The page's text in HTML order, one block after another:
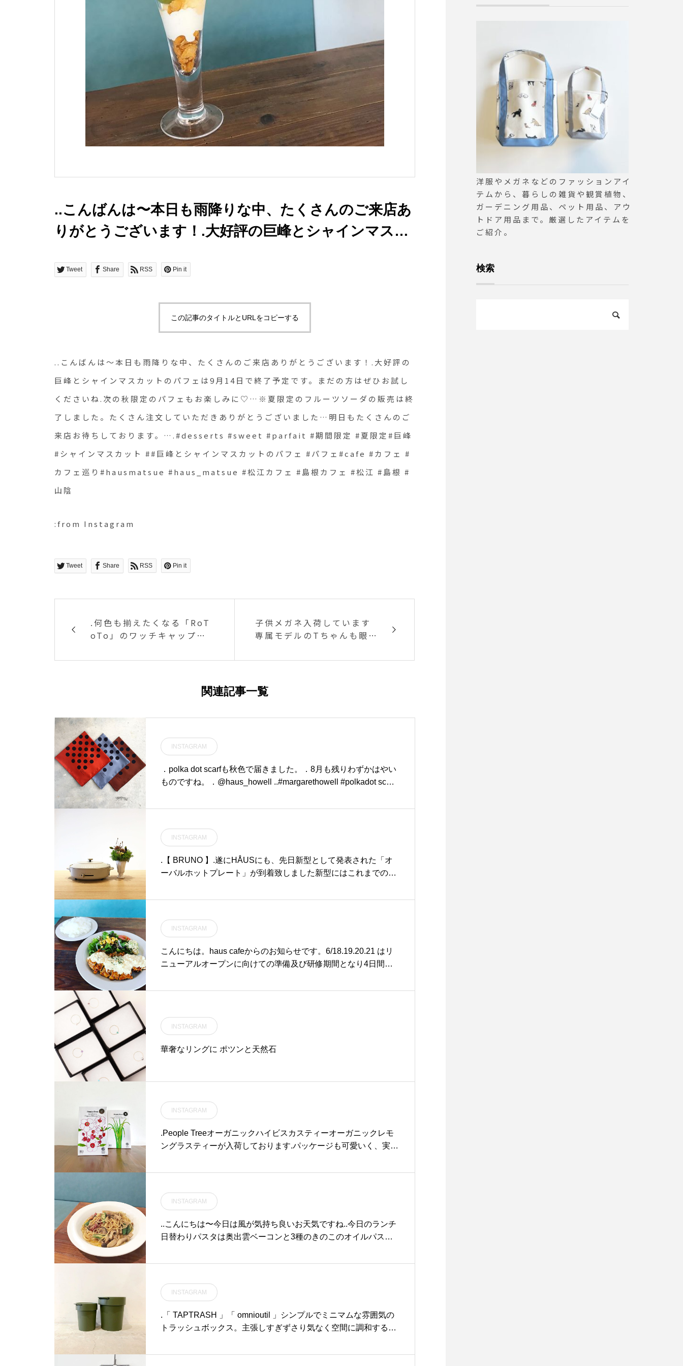
..こんばんは〜本日も雨降りな中、たくさんのご来店あ
りがとうございます！.大好評の巨峰とシャインマスカ
ひお試しくださいね.次の秋限定のパフェもお楽しみに
た。たくさん注文していただきありがとうございまし
た︎…明日もたくさんのご来店お待ちしております。
….#desserts #sweet #parfait #期間限定 #夏限定#巨峰
#シャインマスカット ##巨峰とシャインマスカットの
パフェ #パフェ#cafe #カフェ #カフェ巡り
#hausmatsue #haus_matsue #松江カフェ #島根カフ
ェ #松江 #島根 #山陰
Tweet Share RSS Pin it
この記事のタイトルとURLをコピーする
..こんばんは〜本日も雨降りな中、たくさんのご来店ありがとうございます！.大好評の
巨峰とシャインマスカットのパフェは9月14日で終了予定です。まだの方はぜひお試し
くださいね.次の秋限定のパフェもお楽しみに♡…※夏限定のフルーツソーダの販売は終
了しました。たくさん注文していただきありがとうございました︎…明日もたくさんのご
来店お待ちしております。….#desserts #sweet #parfait #期間限定 #夏限定#巨峰
#シャインマスカット ##巨峰とシャインマスカットのパフェ #パフェ#cafe #カフェ #
カフェ巡り#hausmatsue #haus_matsue #松江カフェ #島根カフェ #松江 #島根 #
山陰
:from Instagram
Tweet Share RSS Pin it
.何色も揃えたくなる「RoT
oTo」のワッチキャップ。
ルキーアクリル糸を使用。
エットなのでワッチキャッ
プに抵抗のある方でも挑戦
暖かい質感なのでこれから
の時期に重宝する事間違い
なしです◎.#rototo#mad
einjapan #outdoors #h
aus #haus_matsue #hau
smatsue #松江カフェ #島
根カフェ #松江 #島根 #山
子供メガネ入荷しています
専属モデルのTちゃんも眼鏡
イナスイメージにならない
て楽しみましょう・#こども
めがね #眼鏡男子#眼鏡女子
関連記事一覧
INSTAGRAM
．polka dot scarfも秋色で届きました。．8月も残りわずかはやい
ものですね。．@haus_howell ..#margarethowell #polkadot scarf
INSTAGRAM
.【 BRUNO 】.遂にHÅUSにも、先日新型として発表された「オ
ーバルホットプレート」が到着致しました新型にはこれまでのホ
す。.本体表面は艶消しのマットな感触に仕上げられ、家電製品で
のでパーティシーンのみならず、日常の食卓において活躍するデ
ザインです。.熱源部分には焼きムラの出にくい「フラットヒータ
ー」を採用。食材全体に効率よく熱が伝わる工夫が施されていま
す。.更に新型にはあらかじめ「深型鍋」が付属しています。従来
aus #haus_matsue #hausmatsue #松江カフェ #島根カフェ #松江
INSTAGRAM
こんにちは。haus cafeからのお知らせです。6/18.19.20.21 はリ
ニューアルオープンに向けての準備及び研修期間となり4日間お
のですがご了承頂きますようよろしくお願い申し上げます。それ
ください。24日よりリニューアルオープン前の準備として一旦閉
us cafeにどうぞご期待下さい！みなさまのご来店心よりお待ちし
ausmatsue #haus_matsue #松江 #島根 #山陰#松江カフェ #島根
カフェ#島根旅行
INSTAGRAM
華奢なリングに ポツンと天然石
INSTAGRAM
.People Treeオーガニックハイビスカスティーオーガニックレモ
ングラスティーが入荷しております︎.パッケージも可愛いく、実際
クに…☆.オススメの飲み方のはちみつを入れて飲むと酸味がまろ
フトとしてもオススメです♩..#haus_matsue #hausmatsue #hau
s#peopletree#ギフト#島根カフェ #松江カフェ#松江 #島根 #山陰
INSTAGRAM
..こんにちは〜今日は風が気持ち良いお天気ですね︎..今日のランチ
日替わりパスタは奥出雲ベーコンと3種のきのこのオイルパスタ
しくださいね。(写真はオクラですが、本日はキャベツが入って
業時間》＊ショップ 11:00-20:00.＊ビストロカフェモーニング. 9:
00-11:00 (Lo10:30)ランチ 11:30-14:00カフェ 14:00-18:00ディナ
ー 18:00-21:00 (Lo20:15)..#lunch #ランチ #日替わり#pasta #spag
hetti #パスタ#オイルパスタ #奥出雲ベーコン#きのこ #野菜 #cafe
INSTAGRAM
.「 TAPTRASH 」「 omnioutil 」シンプルでミニマムな雰囲気の
トラッシュボックス。主張しすぎずさり気なく空間に調和するデ
ありきたりではないゴミ箱をお探しの方、是非ご覧にお越しくだ
ペットサロン #トリミングサ
ロン#山陰#松江#島根
洋服やメガネなどのファッションアイ
テムから、暮らしの雑貨や観賞植物、
ガーデニング用品、ペット用品、アウ
トドア用品まで。厳選したアイテムを
ご紹介。
検索